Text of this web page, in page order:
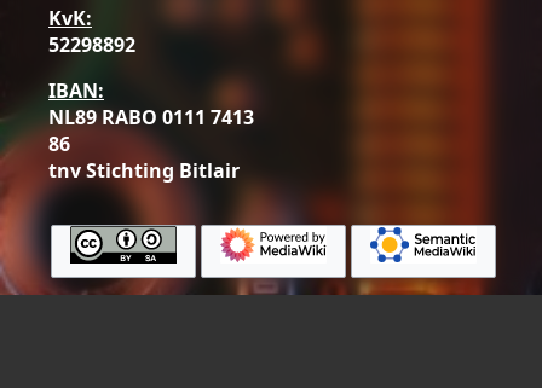
KvK:
52298892
IBAN:
NL89 RABO 0111 7413
86
tnv Stichting Bitlair